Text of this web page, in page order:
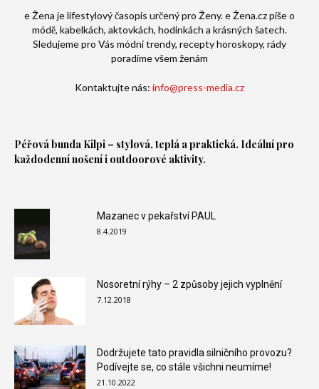
e Žena je lifestylový časopis určený pro Ženy. e Žena.cz píše o
módě, kabelkách, aktovkách, hodinkách a krásných šatech.
Sledujeme pro Vás módní trendy, recepty horoskopy, rády
poradíme všem ženám
Kontaktujte nás: info@press-media.cz
Péřová bunda Kilpi – stylová, teplá a praktická. Ideální pro
každodenní nošení i outdoorové aktivity.
Mazanec v pekařství PAUL
8.4.2019
Nosoretní rýhy – 2 způsoby jejich vyplnění
7.12.2018
Dodržujete tato pravidla silničního provozu?
Podívejte se, co stále všichni neumíme!
21.10.2022